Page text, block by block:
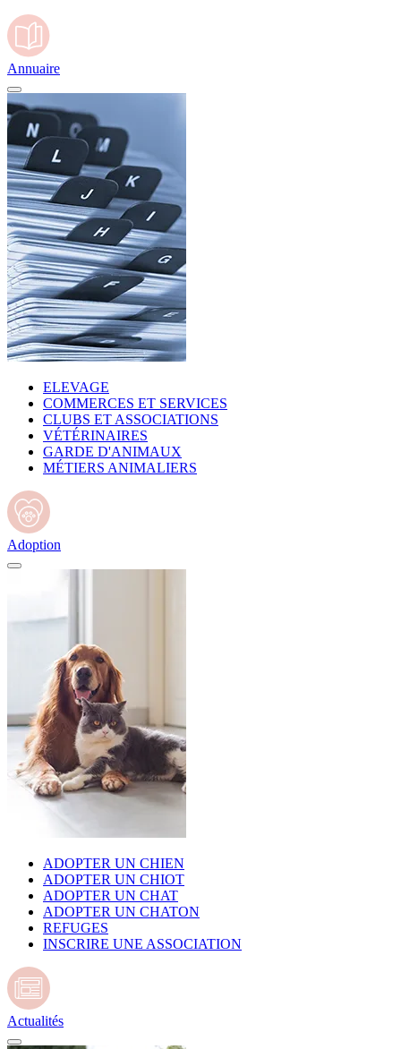
Annuaire
ELEVAGE
COMMERCES ET SERVICES
CLUBS ET ASSOCIATIONS
VÉTÉRINAIRES
GARDE D'ANIMAUX
MÉTIERS ANIMALIERS
Adoption
ADOPTER UN CHIEN
ADOPTER UN CHIOT
ADOPTER UN CHAT
ADOPTER UN CHATON
REFUGES
INSCRIRE UNE ASSOCIATION
Actualités